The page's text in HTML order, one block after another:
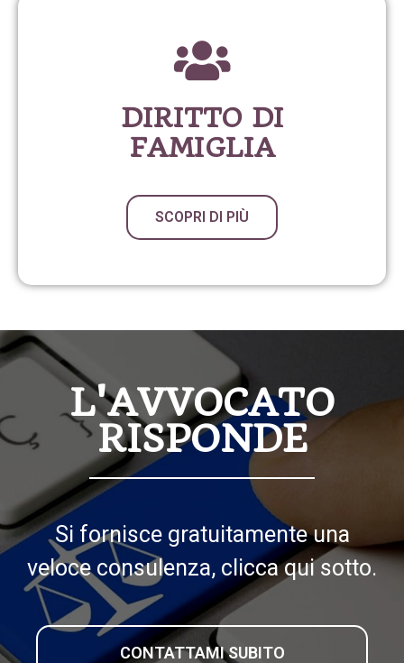
DIRITTO DI
FAMIGLIA
SCOPRI DI PIÙ
L'AVVOCATO
RISPONDE
Si fornisce gratuitamente una
veloce consulenza, clicca qui sotto.
CONTATTAMI SUBITO